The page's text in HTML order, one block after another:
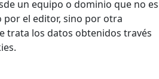
un equipo o dominio que no es
por el editor, sino por otra
trata los datos obtenidos través